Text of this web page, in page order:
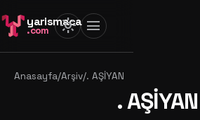
yarismaca
.com light_mode menu
Anasayfa/Arşiv/. AŞİYAN
. AŞİYAN